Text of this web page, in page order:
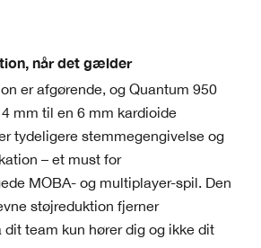
når det gælder
er afgørende, og Quantum 950
mm til en 6 mm kardioide
tydeligere stemmegengivelse og
– et must for
MOBA- og multiplayer-spil. Den
støjreduktion fjerner
dit team kun hører dig og ikke dit